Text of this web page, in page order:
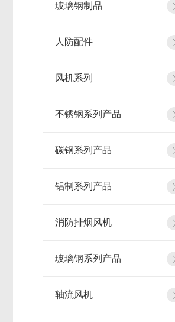
玻璃钢制品
人防配件
风机系列
不锈钢系列产品
碳钢系列产品
铝制系列产品
消防排烟风机
玻璃钢系列产品
轴流风机